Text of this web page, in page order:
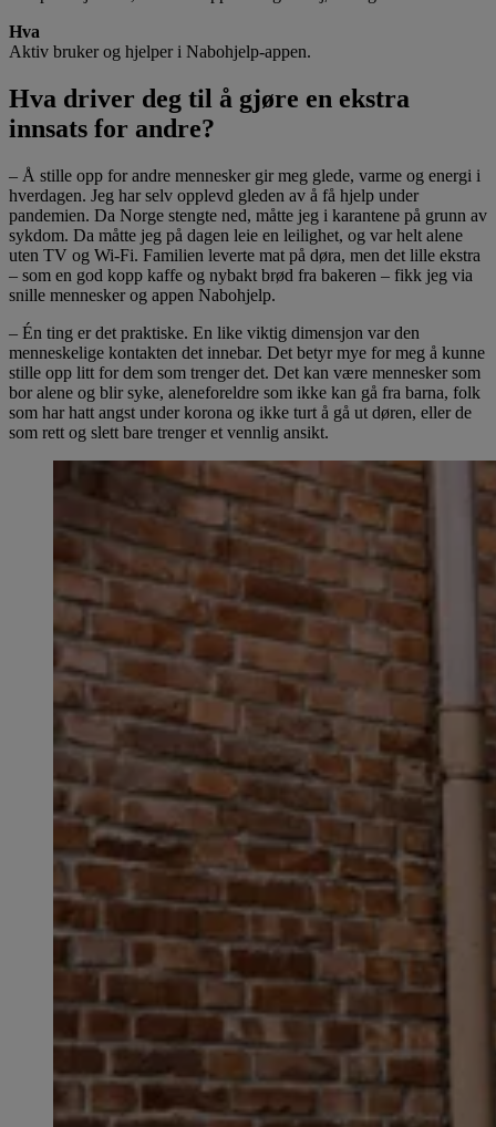
Hva
Aktiv bruker og hjelper i Nabohjelp-appen.
Hva driver deg til å gjøre en ekstra
innsats for andre?
– Å stille opp for andre mennesker gir meg glede, varme og energi i
hverdagen. Jeg har selv opplevd gleden av å få hjelp under
pandemien. Da Norge stengte ned, måtte jeg i karantene på grunn av
sykdom. Da måtte jeg på dagen leie en leilighet, og var helt alene
uten TV og Wi-Fi. Familien leverte mat på døra, men det lille ekstra
– som en god kopp kaffe og nybakt brød fra bakeren – fikk jeg via
snille mennesker og appen Nabohjelp.
– Én ting er det praktiske. En like viktig dimensjon var den
menneskelige kontakten det innebar. Det betyr mye for meg å kunne
stille opp litt for dem som trenger det. Det kan være mennesker som
bor alene og blir syke, aleneforeldre som ikke kan gå fra barna, folk
som har hatt angst under korona og ikke turt å gå ut døren, eller de
som rett og slett bare trenger et vennlig ansikt.